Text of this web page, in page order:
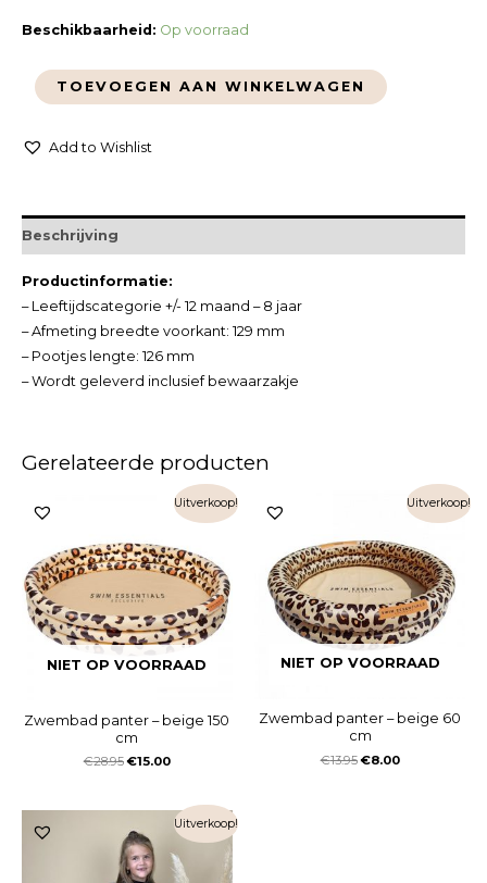
Beschikbaarheid: Op voorraad
TOEVOEGEN AAN WINKELWAGEN
Add to Wishlist
Beschrijving
Productinformatie:
– Leeftijdscategorie +/- 12 maand – 8 jaar
– Afmeting breedte voorkant: 129 mm
– Pootjes lengte: 126 mm
– Wordt geleverd inclusief bewaarzakje
Gerelateerde producten
Uitverkoop!
NIET OP VOORRAAD
Zwembad panter – beige 150
cm
€28.95 €15.00
Uitverkoop!
NIET OP VOORRAAD
Zwembad panter – beige 60
cm
€13.95 €8.00
Uitverkoop!